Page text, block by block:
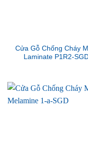
Cửa Gỗ Chống Cháy
Laminate P1R2-